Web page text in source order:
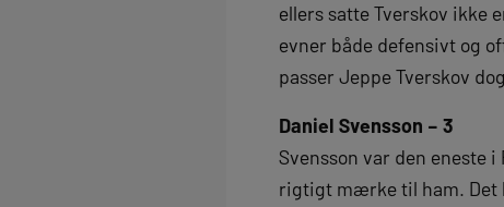
ellers satte Tverskov ikke
evner både defensivt og
passer Jeppe Tverskov
Daniel Svensson – 3
Svensson var den eneste
rigtigt mærke til ham. Det